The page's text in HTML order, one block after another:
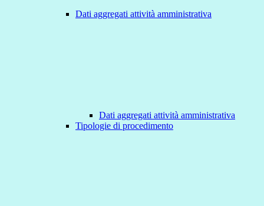
Dati aggregati attività amministrativa
Dati aggregati attività amministrativa
Tipologie di procedimento